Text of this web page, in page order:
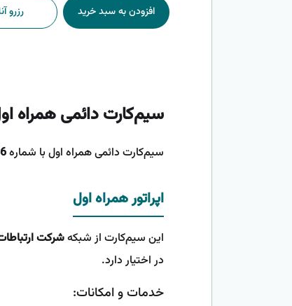
افزودن به سبد خرید رزرو
سیم‌کارت دائمی همراه اول
سیم‌کارت دائمی همراه اول با شماره
اپراتور همراه اول
این سیم‌کارت از شبکهشرکت
در اختیار دارد.
خدمات و امکانات: